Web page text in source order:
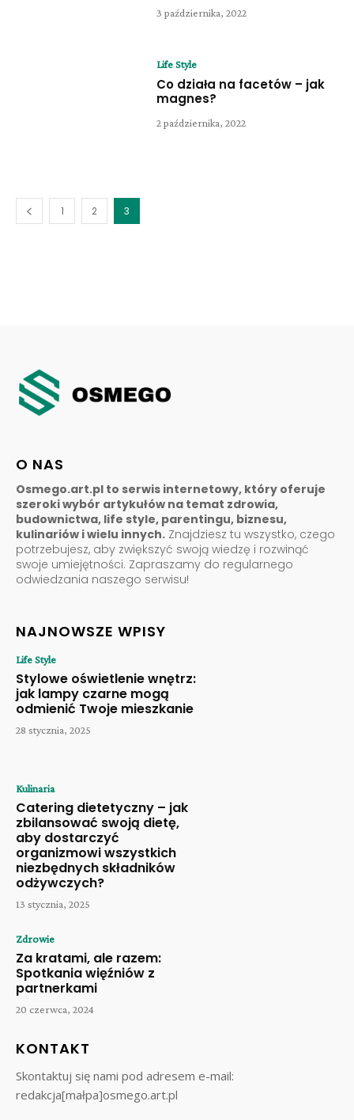
3 października, 2022
Life Style
Co działa na facetów – jak
magnes?
2 października, 2022
1 2 3
O NAS
Osmego.art.pl to serwis internetowy, który oferuje
szeroki wybór artykułów na temat zdrowia,
budownictwa, life style, parentingu, biznesu,
kulinariów i wielu innych. Znajdziesz tu wszystko, czego
potrzebujesz, aby zwiększyć swoją wiedzę i rozwinąć
swoje umiejętności. Zapraszamy do regularnego
odwiedzania naszego serwisu!
NAJNOWSZE WPISY
Life Style
Stylowe oświetlenie wnętrz:
jak lampy czarne mogą
odmienić Twoje mieszkanie
28 stycznia, 2025
Kulinaria
Catering dietetyczny – jak
zbilansować swoją dietę,
aby dostarczyć
organizmowi wszystkich
niezbędnych składników
odżywczych?
13 stycznia, 2025
Zdrowie
Za kratami, ale razem:
Spotkania więźniów z
partnerkami
20 czerwca, 2024
KONTAKT
Skontaktuj się nami pod adresem e-mail:
redakcja[małpa]osmego.art.pl